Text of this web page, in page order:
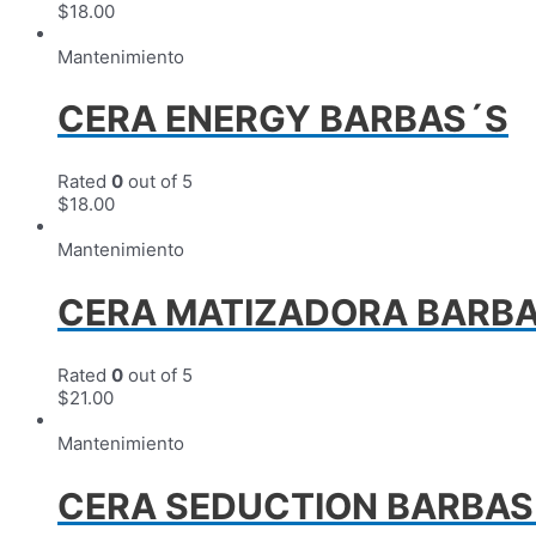
$18.00
Mantenimiento
CERA ENERGY BARBAS´S
Rated 0 out of 5
$18.00
Mantenimiento
CERA MATIZADORA
Rated 0 out of 5
$21.00
Mantenimiento
CERA SEDUCTION